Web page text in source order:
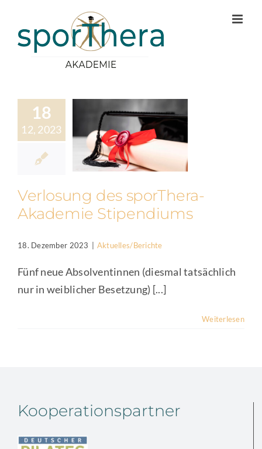
springen
18
12, 2023
Verlosung des sporThera-
Akademie Stipendiums
18. Dezember 2023 | Aktuelles/Berichte
Fünf neue Absolventinnen (diesmal tatsächlich
nur in weiblicher Besetzung) [...]
Weiterlesen
Kooperationspartner